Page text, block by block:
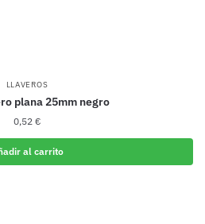
LLAVEROS
plana 25mm negro
0,52 €
al carrito